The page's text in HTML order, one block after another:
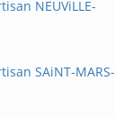
NEUViLLE-
SAiNT-MARS-